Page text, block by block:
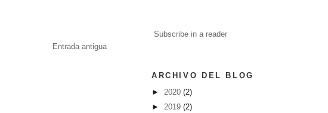
Entrada antigua
Subscribe in a reader
ARCHIVO DEL BLOG
► 2020 (2)
► 2019 (2)